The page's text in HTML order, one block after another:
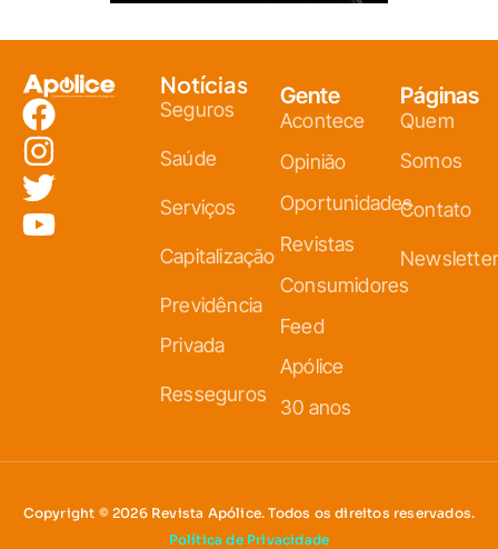
Notícias
Seguros
Saúde
Serviços
Capitalização
Previdência
Privada
Resseguros
Gente
Acontece
Opinião
Oportunidades
Revistas
Consumidores
Feed
Apólice
30 anos
Páginas
Quem
Somos
Contato
Newsletter
Copyright © 2026 Revista Apólice. Todos os direitos reservados.
Política de Privacidade